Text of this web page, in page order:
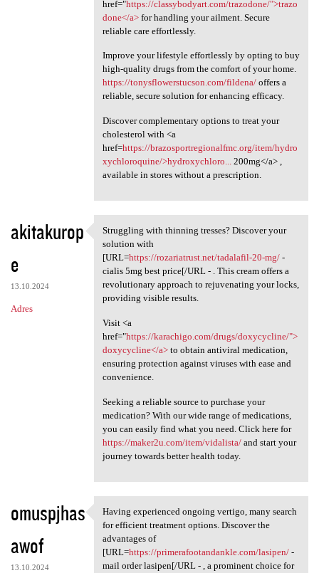
href="https://classybodyart.com/trazodone/">trazo
done</a>for handling your ailment. Secure
reliable care effortlessly.
Improve your lifestyle effortlessly by opting to buy
high-quality drugs from the comfort of your home.
https://tonysflowerstucson.com/fildena/offers a
reliable, secure solution for enhancing efficacy.
Discover complementary options to treat your
cholesterol with <a
href=https://brazosportregionalfmc.org/item/hydro
xychloroquine/>hydroxychloro...
200mg</a> ,
available in stores without a prescription.
akitakurop
e
13.10.2024
Adres
Struggling with thinning
Struggling with thinning tresses? Discover your
solution with
[URL=https://rozariatrust.net/tadalafil-20-mg/-
cialis 5mg best price[/URL - . This cream offers a
revolutionary approach to rejuvenating your locks,
providing visible results.
Visit <a
href="https://karachigo.com/drugs/doxycycline/">
doxycycline</a>to obtain antiviral medication,
ensuring protection against viruses with ease and
convenience.
Seeking a reliable source to purchase your
medication? With our wide range of medications,
you can easily find what you need. Click here for
https://maker2u.com/item/vidalista/and start your
journey towards better health today.
omuspjhas
awof
13.10.2024
Having experienced ongoing
Having experienced ongoing vertigo, many search
for efficient treatment options. Discover the
advantages of
[URL=https://primerafootandankle.com/lasipen/-
mail order lasipen[/URL - , a prominent choice for